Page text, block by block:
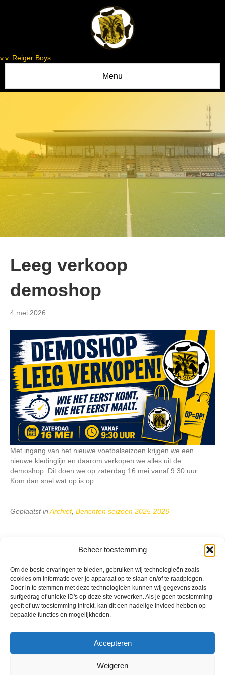
Beheer toestemming
Om de beste ervaringen te bieden, gebruiken wij technologieën zoals
cookies om informatie over je apparaat op te slaan en/of te raadplegen.
Door in te stemmen met deze technologieën kunnen wij gegevens zoals
surfgedrag of unieke ID's op deze site verwerken. Als je geen toestemming
geeft of uw toestemming intrekt, kan dit een nadelige invloed hebben op
bepaalde functies en mogelijkheden.
Accepteren
Weigeren
v.v. Reiger Boys
Menu
Leeg verkoop
demoshop
4 mei 2026
Met ingang van het nieuwe voetbalseizoen krijgen we een
nieuwe kledinglijn en daarom verkopen we alles uit de
demoshop. Dit doen we op zaterdag 16 mei vanaf 9:30 uur.
Kom dan snel wat op is op.
Geplaatst in Archief, Berichten seizoen 2025-2026
VV Reiger Boys
De Wending, Lotte Beesedijk 1
1705 NA Heerhugowaard
Google maps route